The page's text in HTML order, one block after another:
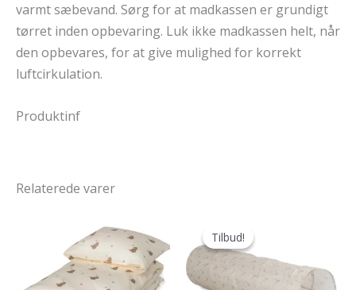
varmt sæbevand. Sørg for at madkassen er grundigt
tørret inden opbevaring. Luk ikke madkassen helt, når
den opbevares, for at give mulighed for korrekt
luftcirkulation.
Produktinf
Relaterede varer
Tilbud!
Tilbud!